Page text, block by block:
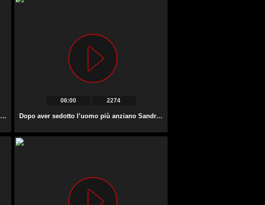
Misty Stone e la sua amica nera condividono un forte cazzo bianco per un pompino.
06:00 2274
Dopo aver sedotto l’uomo più anziano Sandra Luberc gli fa un bel pompino.